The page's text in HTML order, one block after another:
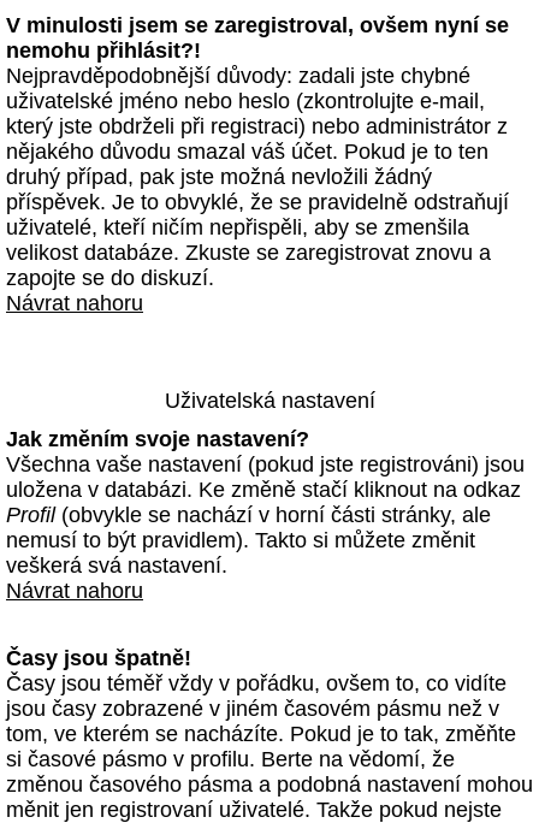
V minulosti jsem se zaregistroval, ovšem nyní se
nemohu přihlásit?!
Nejpravděpodobnější důvody: zadali jste chybné
uživatelské jméno nebo heslo (zkontrolujte e-mail,
který jste obdrželi při registraci) nebo administrátor z
nějakého důvodu smazal váš účet. Pokud je to ten
druhý případ, pak jste možná nevložili žádný
příspěvek. Je to obvyklé, že se pravidelně odstraňují
uživatelé, kteří ničím nepřispěli, aby se zmenšila
velikost databáze. Zkuste se zaregistrovat znovu a
zapojte se do diskuzí.
Návrat nahoru
Uživatelská nastavení
Jak změním svoje nastavení?
Všechna vaše nastavení (pokud jste registrováni) jsou
uložena v databázi. Ke změně stačí kliknout na odkaz
Profil(obvykle se nachází v horní části stránky, ale
nemusí to být pravidlem). Takto si můžete změnit
veškerá svá nastavení.
Návrat nahoru
Časy jsou špatně!
Časy jsou téměř vždy v pořádku, ovšem to, co vidíte
jsou časy zobrazené v jiném časovém pásmu než v
tom, ve kterém se nacházíte. Pokud je to tak, změňte
si časové pásmo v profilu. Berte na vědomí, že
změnou časového pásma a podobná nastavení mohou
měnit jen registrovaní uživatelé. Takže pokud nejste